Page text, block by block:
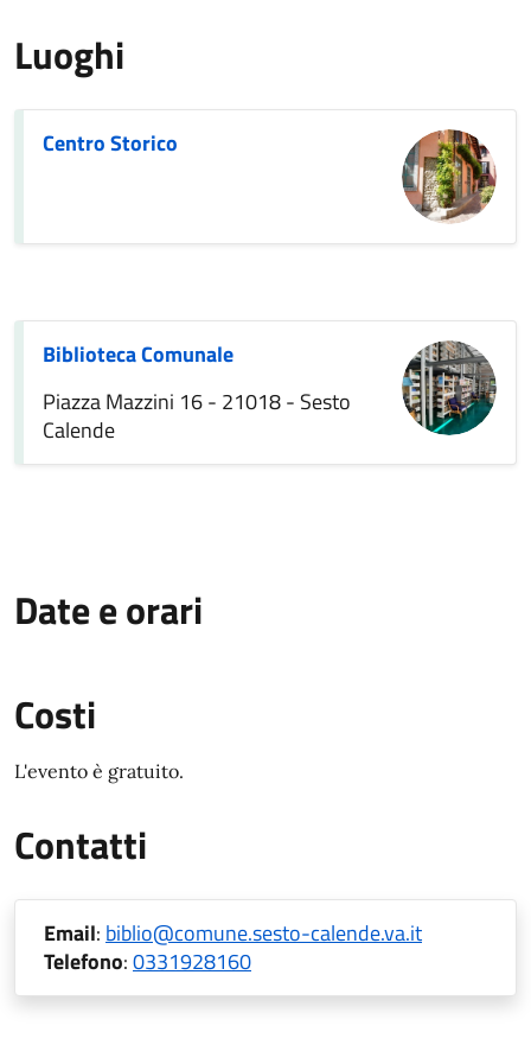
Luoghi
Centro Storico
Biblioteca Comunale
Piazza Mazzini 16 - 21018 - Sesto
Calende
Date e orari
Costi
L'evento è gratuito.
Contatti
Email: biblio@comune.sesto-calende.va.it
Telefono:0331928160